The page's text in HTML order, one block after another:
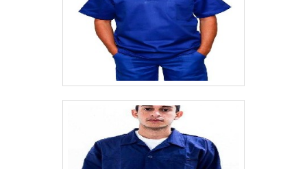
10, evitando possíveis penalidades e
multas às empresas.